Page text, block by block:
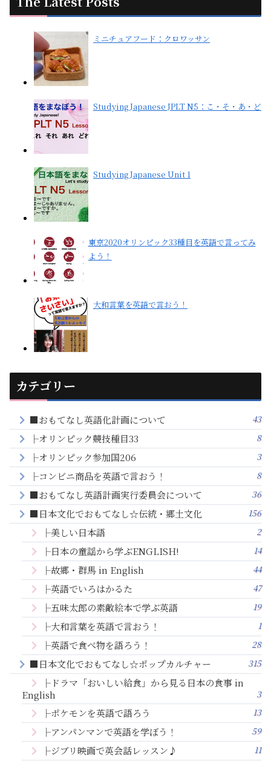
ミニチュアフード：クロワッサン
Studying Japanese JPLT N5：こ・そ・あ・ど
Studying Japanese Unit 1
東京2020オリンピック33種目を英語で言ってみ
よう！
大和言葉を英語で言おう！
カテゴリー
■おもてなし英語化計画について 43
├オリンピック競技種目33 8
├オリンピック参加国206 3
├コンビニ商品を英語で言おう！ 8
■おもてなし英語計画実行委員会について 36
■日本文化でおもてなし☆伝統・郷土文化 156
├美しい日本語 2
├日本の童謡から学ぶENGLISH! 14
├故郷・群馬 in English 44
├英語でいろはかるた 47
├五味太郎の素敵絵本で学ぶ英語 19
├大和言葉を英語で言おう！ 1
├英語で食べ物を語ろう！ 28
■日本文化でおもてなし☆ポップカルチャー 315
├ドラマ「おいしい給食」から見る日本の食事 in
English
3
├ポケモンを英語で語ろう 13
├アンパンマンで英語を学ぼう！ 59
├ジブリ映画で英会話レッスン♪ 11